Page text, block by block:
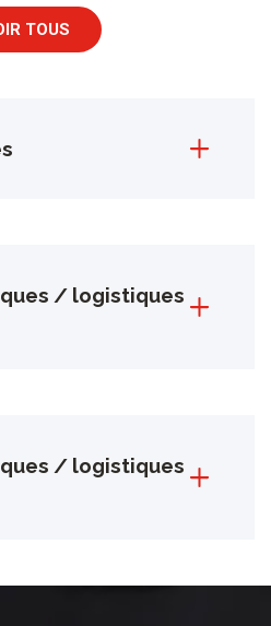
TOUS
/ logistiques
/ logistiques